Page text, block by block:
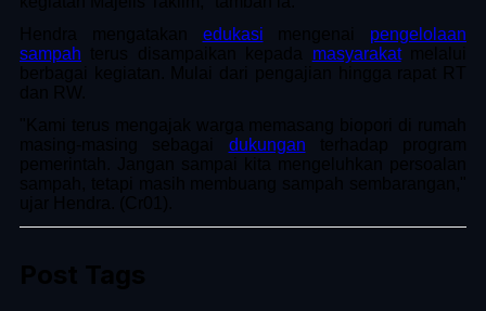
edukasi
pengelolaan
sampah
masyarakatmelalui
dukungan